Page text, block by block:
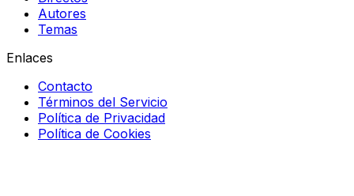
Autores
Temas
Enlaces
Contacto
Términos del Servicio
Política de Privacidad
Política de Cookies